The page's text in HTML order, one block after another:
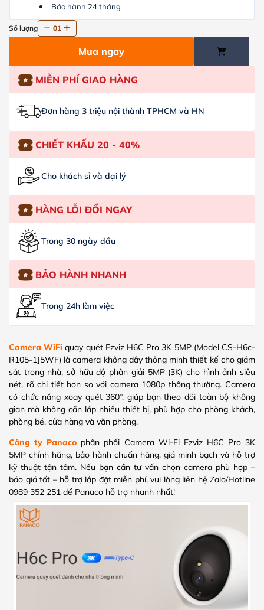
Bảo hành 24 tháng
Số lượng 01
Mua ngay
MIỄN PHÍ GIAO HÀNG
Đơn hàng 3 triệu nội thành TPHCM và HN
CHIẾT KHẤU 20 - 40%
Cho khách sỉ và đại lý
HÀNG LỖI ĐỔI NGAY
Trong 30 ngày đầu
BẢO HÀNH NHANH
Trong 24h làm việc
Camera WiFi quay quét Ezviz H6C Pro 3K 5MP (Model CS-H6c-
R105-1J5WF) là camera không dây thông minh thiết kế cho giám
sát trong nhà, sở hữu độ phân giải 5MP (3K) cho hình ảnh siêu
nét, rõ chi tiết hơn so với camera 1080p thông thường. Camera
có chức năng xoay quét 360°, giúp bạn theo dõi toàn bộ không
gian mà không cần lắp nhiều thiết bị, phù hợp cho phòng khách,
phòng bé, cửa hàng và văn phòng.
Công ty Panaco phân phối Camera Wi-Fi Ezviz H6C Pro 3K
5MP chính hãng, bảo hành chuẩn hãng, giá minh bạch và hỗ trợ
kỹ thuật tận tâm. Nếu bạn cần tư vấn chọn camera phù hợp –
báo giá tốt – hỗ trợ lắp đặt miễn phí, vui lòng liên hệ Zalo/Hotline
0989 352 251 để Panaco hỗ trợ nhanh nhất!